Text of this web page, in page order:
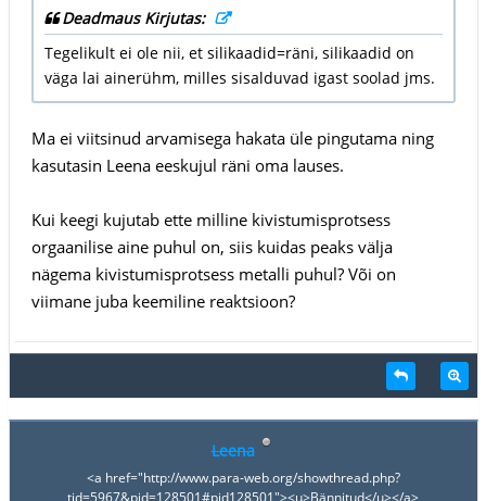
Deadmaus Kirjutas:
Tegelikult ei ole nii, et silikaadid=räni, silikaadid on
väga lai ainerühm, milles sisalduvad igast soolad jms.
Ma ei viitsinud arvamisega hakata üle pingutama ning
kasutasin Leena eeskujul räni oma lauses.
Kui keegi kujutab ette milline kivistumisprotsess
orgaanilise aine puhul on, siis kuidas peaks välja
nägema kivistumisprotsess metalli puhul? Või on
viimane juba keemiline reaktsioon?
Leena
<a href="http://www.para-web.org/showthread.php?
tid=5967&pid=128501#pid128501"><u>Bännitud</u></a>